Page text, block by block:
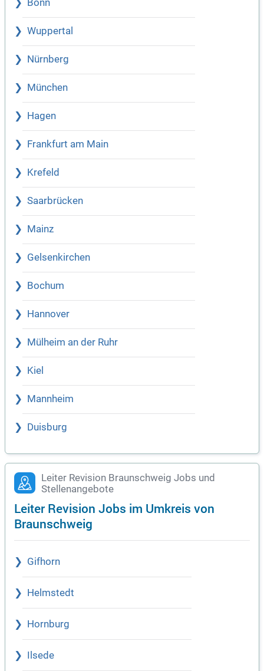
Bonn
Wuppertal
Nürnberg
München
Hagen
Frankfurt am Main
Krefeld
Saarbrücken
Mainz
Gelsenkirchen
Bochum
Hannover
Mülheim an der Ruhr
Kiel
Mannheim
Duisburg
Leiter Revision Braunschweig Jobs und
Stellenangebote
Leiter Revision Jobs im Umkreis von
Braunschweig
Gifhorn
Helmstedt
Hornburg
Ilsede